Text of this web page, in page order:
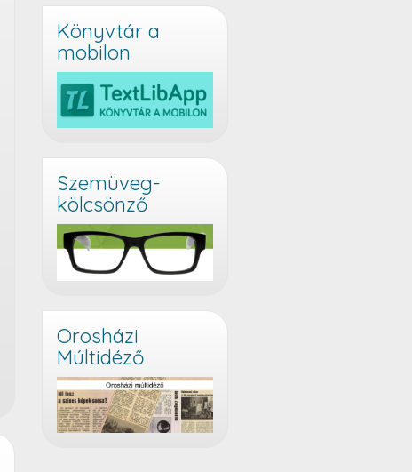
Könyvtár a
mobilon
Szemüveg-
kölcsönző
Orosházi
Múltidéző